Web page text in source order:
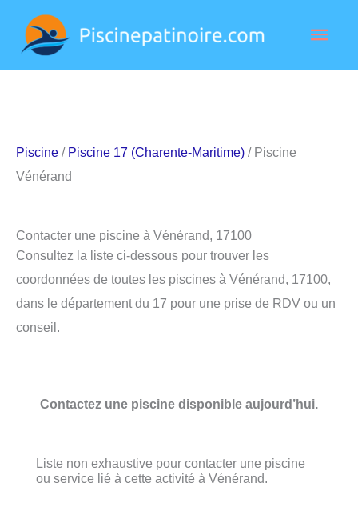
contenu
Piscine / Piscine 17 (Charente-Maritime) / Piscine
Vénérand
Contacter une piscine à Vénérand, 17100
Consultez la liste ci-dessous pour trouver les
coordonnées de toutes les piscines à Vénérand, 17100,
dans le département du 17 pour une prise de RDV ou un
conseil.
Contactez une piscine disponible aujourd’hui.
Liste non exhaustive pour contacter une piscine
ou service lié à cette activité à Vénérand.